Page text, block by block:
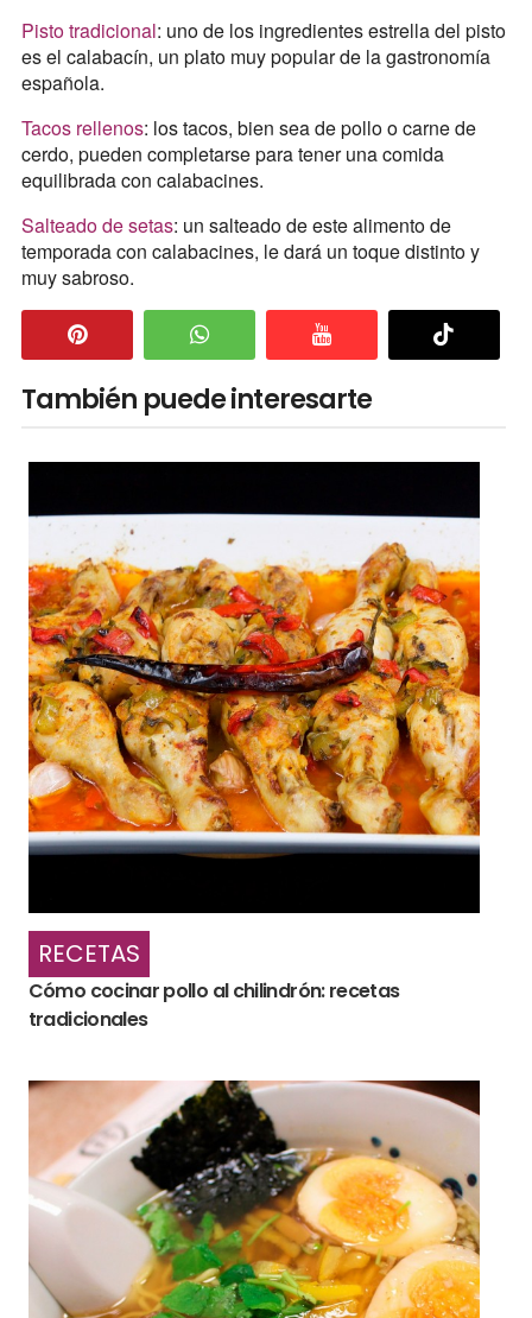
Pisto tradicional: uno de los ingredientes estrella del pisto
es el calabacín, un plato muy popular de la gastronomía
española.
Tacos rellenos: los tacos, bien sea de pollo o carne de
cerdo, pueden completarse para tener una comida
equilibrada con calabacines.
Salteado de setas: un salteado de este alimento de
temporada con calabacines, le dará un toque distinto y
muy sabroso.
También puede interesarte
RECETAS
Cómo cocinar pollo al chilindrón: recetas
tradicionales